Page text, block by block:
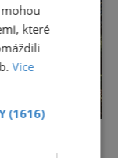
které
Více
(1616)